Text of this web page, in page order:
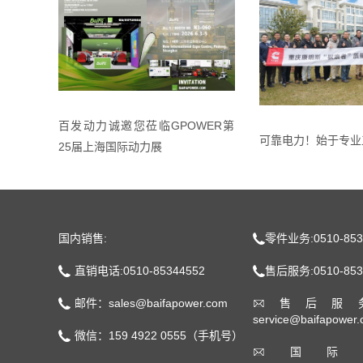
百发动力诚邀您莅临GPOWER第
25届上海国际动力展
可靠电力！始于专
国内销售:
直销电话:0510-85344552
邮件：sales@baifapower.com
微信：159 4922 0555（手机号）
零件业务:0510-
售后服务:0510-
售后服
国际